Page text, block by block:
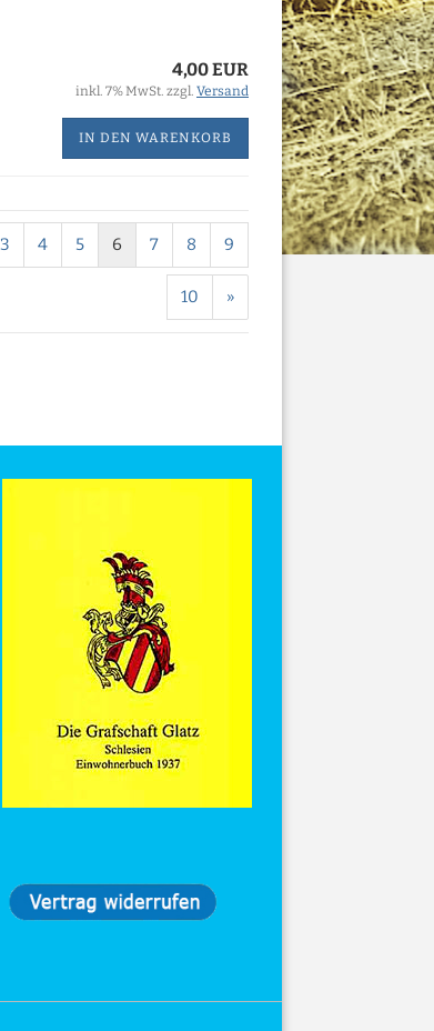
4,00 EUR
inkl. 7% MwSt. zzgl. Versand
IN DEN WARENKORB
3 4 5 6 7 8 9
10 »